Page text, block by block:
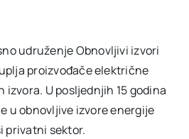
udruženje Obnovljivi izvori
proizvođače električne
U posljednjih 15 godina
u obnovljive izvore energije
privatni sektor.